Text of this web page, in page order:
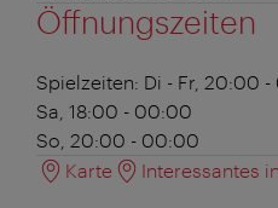
Öffnungszeiten
Spielzeiten: Di - Fr, 20:00
Sa, 18:00 - 00:00
So, 20:00 - 00:00
Karte
Interessantes